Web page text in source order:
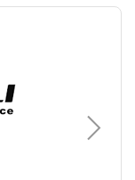
Arctic